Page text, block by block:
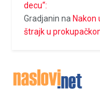
decu“:
Gradjanin na Nakon
štrajk u